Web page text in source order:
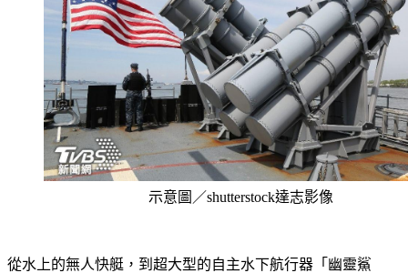
示意圖／shutterstock達志影像
從水上的無人快艇，到超大型的自主水下航行器「幽靈鯊